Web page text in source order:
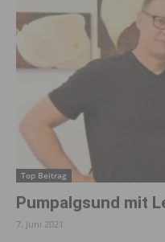
Top Beitrag
Pumpalgsund mit
7. Juni 2021